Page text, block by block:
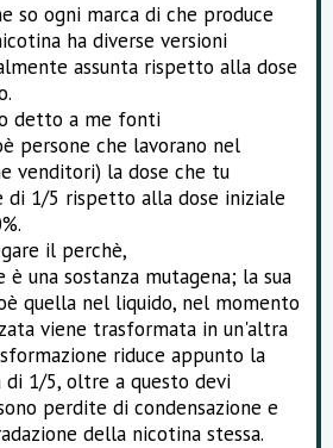
so ogni marca di che produce
ha diverse versioni
assunta rispetto alla dose
detto a me fonti
persone che lavorano nel
venditori) la dose che tu
di 1/5 rispetto alla dose iniziale
il perchè,
una sostanza mutagena; la sua
quella nel liquido, nel momento
viene trasformata in un'altra
riduce appunto la
1/5, oltre a questo devi
perdite di condensazione e
della nicotina stessa.